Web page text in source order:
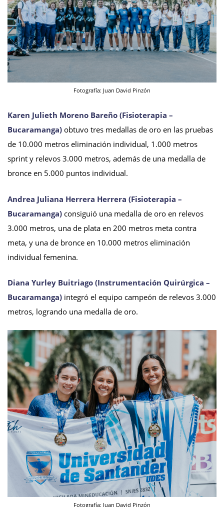
Fotografía: Juan David Pinzón
Karen Julieth Moreno Bareño (Fisioterapia –
Bucaramanga) obtuvo tres medallas de oro en las pruebas
de 10.000 metros eliminación individual, 1.000 metros
sprint y relevos 3.000 metros, además de una medalla de
bronce en 5.000 puntos individual.
Andrea Juliana Herrera Herrera (Fisioterapia –
Bucaramanga) consiguió una medalla de oro en relevos
3.000 metros, una de plata en 200 metros meta contra
meta, y una de bronce en 10.000 metros eliminación
individual femenina.
Diana Yurley Buitriago (Instrumentación Quirúrgica –
Bucaramanga) integró el equipo campeón de relevos 3.000
metros, logrando una medalla de oro.
Fotografía: Juan David Pinzón